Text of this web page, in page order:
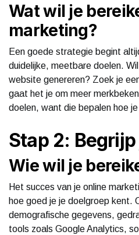
Wat wil je
marketing?
Een goede strategie begint
duidelijke, meetbare doelen.
website genereren? Zoek je
gaat het je om meer
doelen, want die bepalen hoe
Stap 2:
Wie wil je
Het succes van je online
hoe goed je je doelgroep kent.
demografische gegevens,
tools zoals Google Analytics,